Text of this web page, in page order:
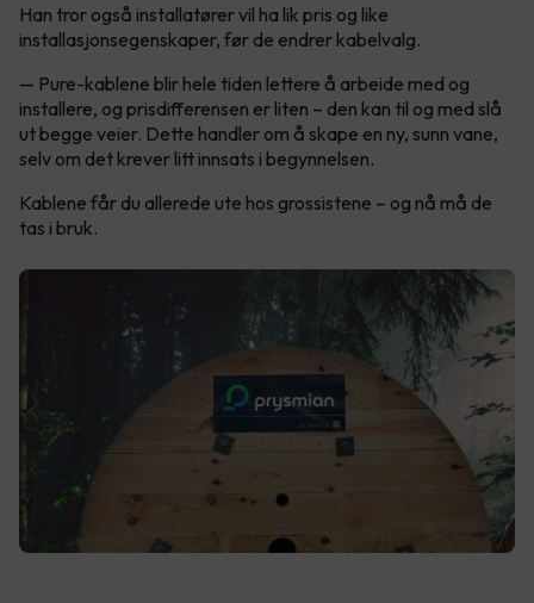
Han tror også installatører vil ha lik pris og like
installasjonsegenskaper, før de endrer kabelvalg.
— Pure-kablene blir hele tiden lettere å arbeide med og
installere, og prisdifferensen er liten – den kan til og med slå
ut begge veier. Dette handler om å skape en ny, sunn vane,
selv om det krever litt innsats i begynnelsen.
Kablene får du allerede ute hos grossistene – og nå må de
tas i bruk.